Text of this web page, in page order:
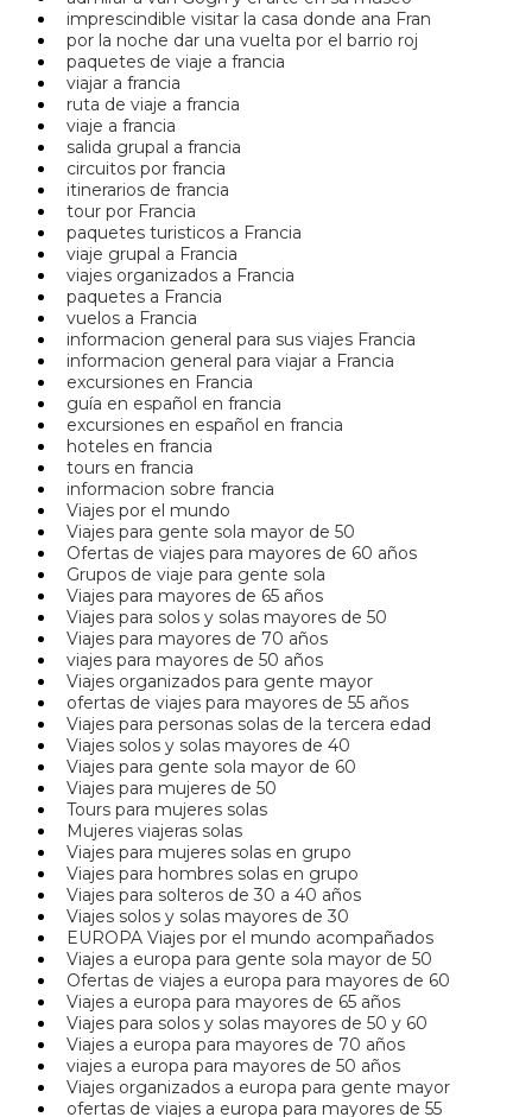
imprescindible visitar la casa donde ana Fran
por la noche dar una vuelta por el barrio roj
paquetes de viaje a francia
viajar a francia
ruta de viaje a francia
viaje a francia
salida grupal a francia
circuitos por francia
itinerarios de francia
tour por Francia
paquetes turisticos a Francia
viaje grupal a Francia
viajes organizados a Francia
paquetes a Francia
vuelos a Francia
informacion general para sus viajes Francia
informacion general para viajar a Francia
excursiones en Francia
guía en español en francia
excursiones en español en francia
hoteles en francia
tours en francia
informacion sobre francia
Viajes por el mundo
Viajes para gente sola mayor de 50
Ofertas de viajes para mayores de 60 años
Grupos de viaje para gente sola
Viajes para mayores de 65 años
Viajes para solos y solas mayores de 50
Viajes para mayores de 70 años
viajes para mayores de 50 años
Viajes organizados para gente mayor
ofertas de viajes para mayores de 55 años
Viajes para personas solas de la tercera edad
Viajes solos y solas mayores de 40
Viajes para gente sola mayor de 60
Viajes para mujeres de 50
Tours para mujeres solas
Mujeres viajeras solas
Viajes para mujeres solas en grupo
Viajes para hombres solas en grupo
Viajes para solteros de 30 a 40 años
Viajes solos y solas mayores de 30
EUROPA Viajes por el mundo acompañados
Viajes a europa para gente sola mayor de 50
Ofertas de viajes a europa para mayores de 60
Viajes a europa para mayores de 65 años
Viajes para solos y solas mayores de 50 y 60
Viajes a europa para mayores de 70 años
viajes a europa para mayores de 50 años
Viajes organizados a europa para gente mayor
ofertas de viajes a europa para mayores de 55